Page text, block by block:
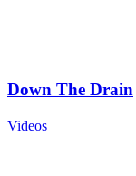
Down The Drain
Videos